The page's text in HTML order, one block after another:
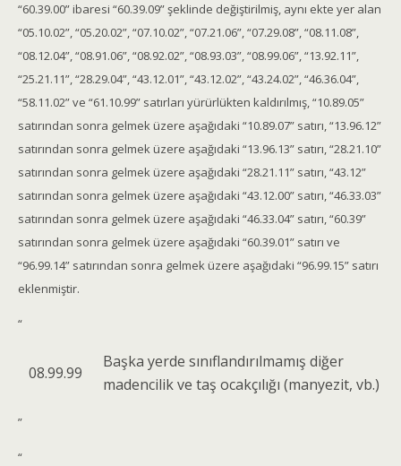
“60.39.00” ibaresi “60.39.09” şeklinde değiştirilmiş, aynı ekte yer alan
“05.10.02”, “05.20.02”, “07.10.02”, “07.21.06”, “07.29.08”, “08.11.08”,
“08.12.04”, “08.91.06”, “08.92.02”, “08.93.03”, “08.99.06”, “13.92.11”,
“25.21.11”, “28.29.04”, “43.12.01”, “43.12.02”, “43.24.02”, “46.36.04”,
“58.11.02” ve “61.10.99” satırları yürürlükten kaldırılmış, “10.89.05”
satırından sonra gelmek üzere aşağıdaki “10.89.07” satırı, “13.96.12”
satırından sonra gelmek üzere aşağıdaki “13.96.13” satırı, “28.21.10”
satırından sonra gelmek üzere aşağıdaki “28.21.11” satırı, “43.12”
satırından sonra gelmek üzere aşağıdaki “43.12.00” satırı, “46.33.03”
satırından sonra gelmek üzere aşağıdaki “46.33.04” satırı, “60.39”
satırından sonra gelmek üzere aşağıdaki “60.39.01” satırı ve
“96.99.14” satırından sonra gelmek üzere aşağıdaki “96.99.15” satırı
eklenmiştir.
“
08.99.99
Başka yerde sınıflandırılmamış diğer
madencilik ve taş ocakçılığı (manyezit, vb.)
”
“